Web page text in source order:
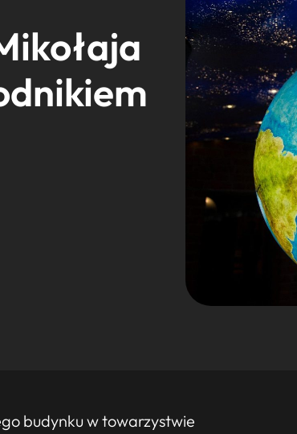
budynku w towarzystwie